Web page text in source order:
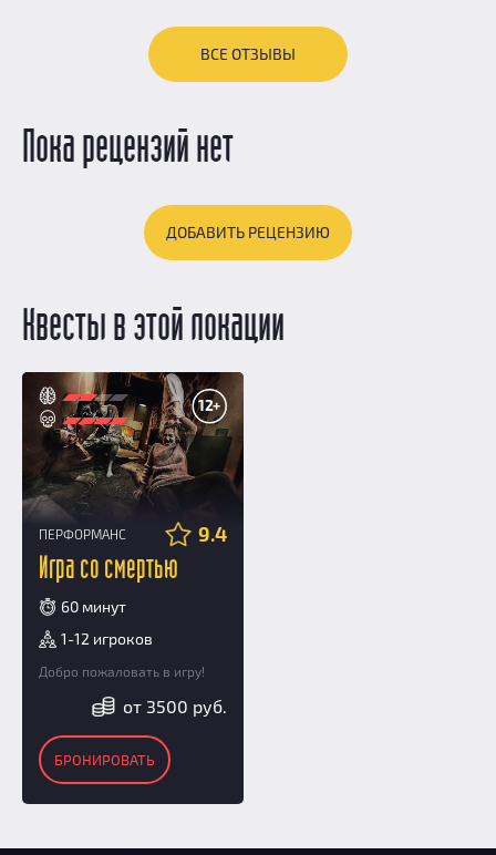
ВСЕ ОТЗЫВЫ
Пока рецензий нет
ДОБАВИТЬ РЕЦЕНЗИЮ
Квесты в этой локации
12+
ПЕРФОРМАНС 9.4
Игра со смертью
60 минут
1-12 игроков
Добро пожаловать в игру!
от 3500 руб.
БРОНИРОВАТЬ